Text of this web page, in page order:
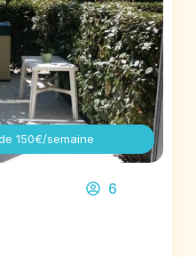
150€/semaine
6